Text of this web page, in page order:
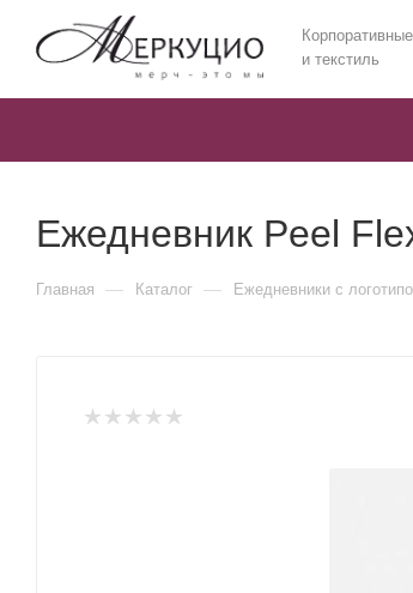
и текстиль
Ежедневник Peel
Главная — Каталог — Ежедневники c